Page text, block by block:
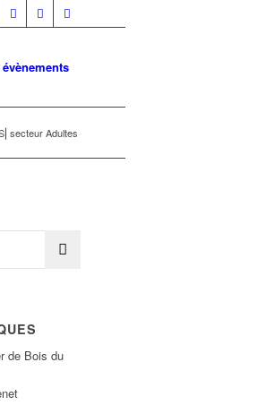
Adultes
de Bois du